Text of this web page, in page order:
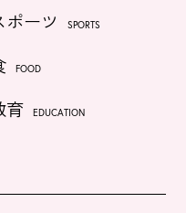
ポーツ SPORTS
FOOD
育 EDUCATION